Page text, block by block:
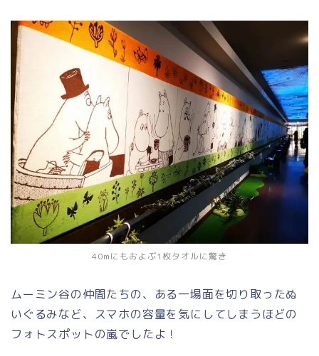
40mにもおよぶ1枚タオルに驚き
ムーミン谷の仲間たちの、ある一場面を切り取ったぬ
いぐるみなど、スマホの容量を気にしてしまうほどの
フォトスポットの嵐でしたよ！